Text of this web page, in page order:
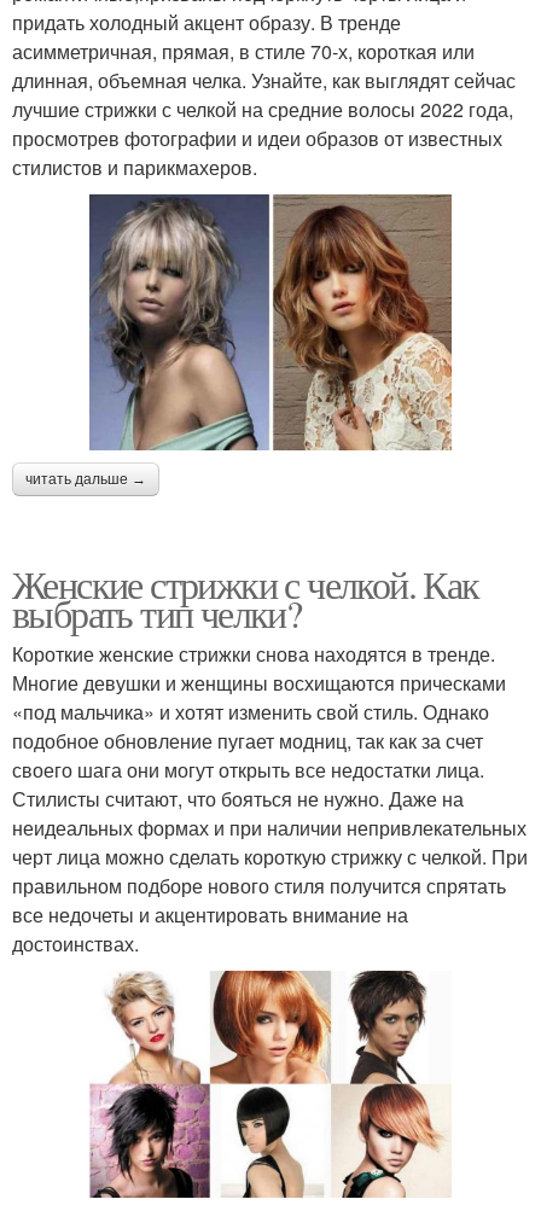
придать холодный акцент образу. В тренде
асимметричная, прямая, в стиле 70-х, короткая или
длинная, объемная челка. Узнайте, как выглядят сейчас
лучшие стрижки с челкой на средние волосы 2022 года,
просмотрев фотографии и идеи образов от известных
стилистов и парикмахеров.
читать дальше →
Женские стрижки с челкой. Как
выбрать тип челки?
Короткие женские стрижки снова находятся в тренде.
Многие девушки и женщины восхищаются прическами
«под мальчика» и хотят изменить свой стиль. Однако
подобное обновление пугает модниц, так как за счет
своего шага они могут открыть все недостатки лица.
Стилисты считают, что бояться не нужно. Даже на
неидеальных формах и при наличии непривлекательных
черт лица можно сделать короткую стрижку с челкой. При
правильном подборе нового стиля получится спрятать
все недочеты и акцентировать внимание на
достоинствах.